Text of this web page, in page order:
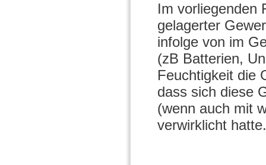
Im vorliegenden
gelagerter
infolge von im
(zB Batterien,
Feuchtigkeit die
dass sich diese
(wenn auch mit
verwirklicht hatte.